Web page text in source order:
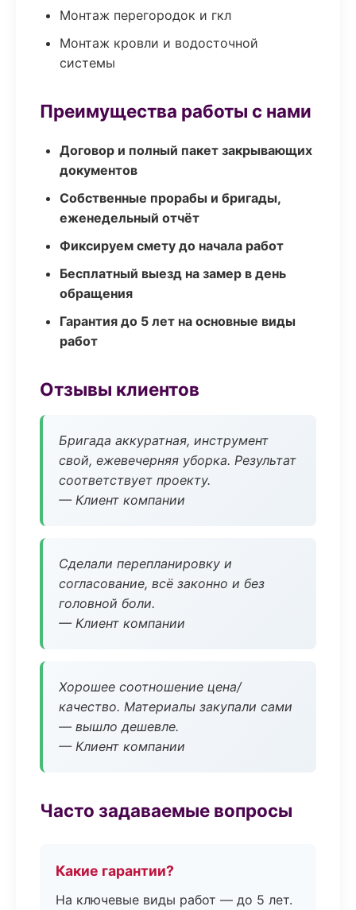
Монтаж перегородок и гкл
Монтаж кровли и водосточной
системы
Преимущества работы с нами
Договор и полный пакет закрывающих
документов
Собственные прорабы и бригады,
еженедельный отчёт
Фиксируем смету до начала работ
Бесплатный выезд на замер в день
обращения
Гарантия до 5 лет на основные виды
работ
Отзывы клиентов
Бригада аккуратная, инструмент
свой, ежевечерняя уборка. Результат
соответствует проекту.
— Клиент компании
Сделали перепланировку и
согласование, всё законно и без
головной боли.
— Клиент компании
Хорошее соотношение цена/
качество. Материалы закупали сами
— вышло дешевле.
— Клиент компании
Часто задаваемые вопросы
Какие гарантии?
На ключевые виды работ — до 5 лет.